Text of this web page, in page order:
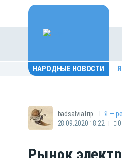
НАРОДНЫЕ НОВОСТИ
badsalviatrip | Я —
28.09.2020 18:22 | 0
Рынок